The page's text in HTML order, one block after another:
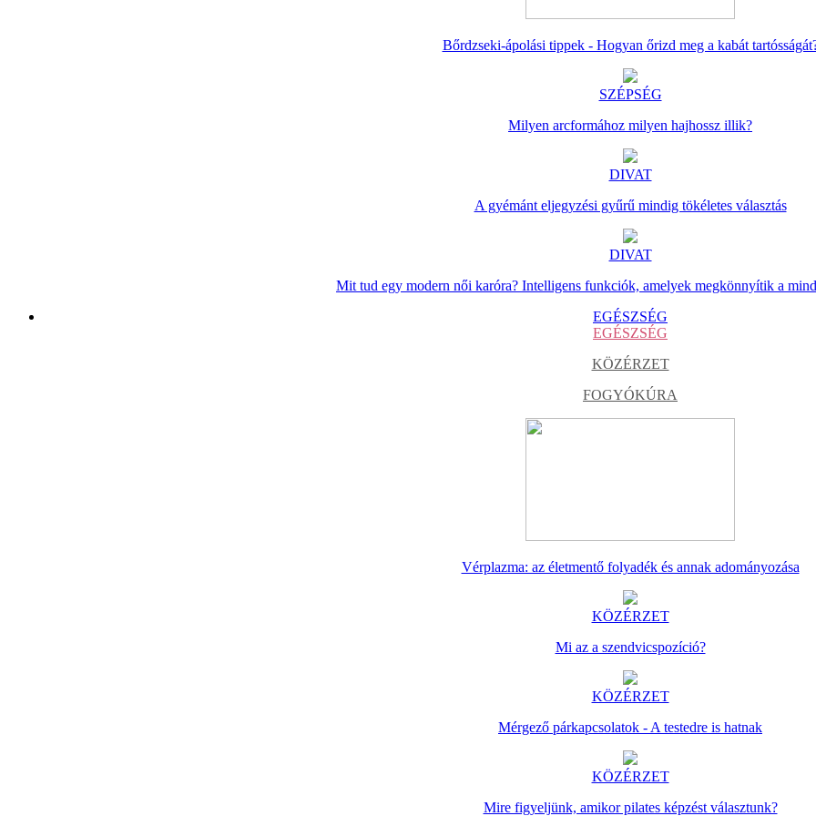
Bőrdzseki-ápolási tippek - Hogyan őrizd meg a kabát
SZÉPSÉG
Milyen arcformához milyen hajhossz illik?
DIVAT
A gyémánt eljegyzési gyűrű mindig tökéletes választás
DIVAT
Mit tud egy modern női karóra? Intelligens funkciók, amelyek megkönnyítik a
EGÉSZSÉG
EGÉSZSÉG
KÖZÉRZET
FOGYÓKÚRA
Vérplazma: az életmentő folyadék és annak adományozása
KÖZÉRZET
Mi az a szendvicspozíció?
KÖZÉRZET
Mérgező párkapcsolatok - A testedre is hatnak
KÖZÉRZET
Mire figyeljünk, amikor pilates képzést választunk?